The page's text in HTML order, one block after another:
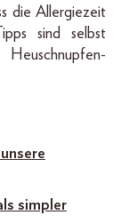
die Allergiezeit
sind selbst
simpler